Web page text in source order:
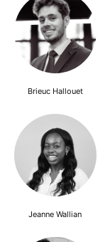
Brieuc Hallouet
Jeanne Wallian